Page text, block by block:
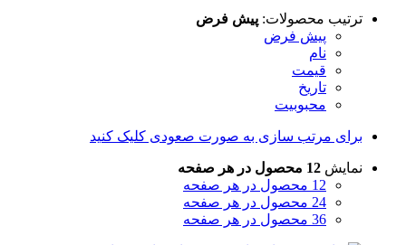
ترتیب محصولات: پیش فرض
پیش فرض
نام
قیمت
تاریخ
محبوبیت
برای مرتب سازی به صورت صعودی کلیک کنید
نمایش 12 محصول در هر صفحه
12 محصول در هر صفحه
24 محصول در هر صفحه
36 محصول در هر صفحه